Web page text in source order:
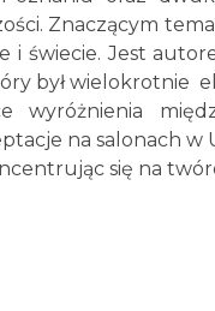
Znaczącym
i świecie. Jest
był wielokrotnie
wyróżnienia
na salonach w
się na